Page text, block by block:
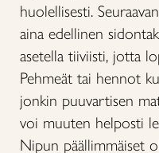
huolellisesti.
aina edellinen
asetella tiiviisti, jotta
Pehmeät tai hennot
jonkin puuvartisen
voi muuten helposti
Nipun päällimmäiset